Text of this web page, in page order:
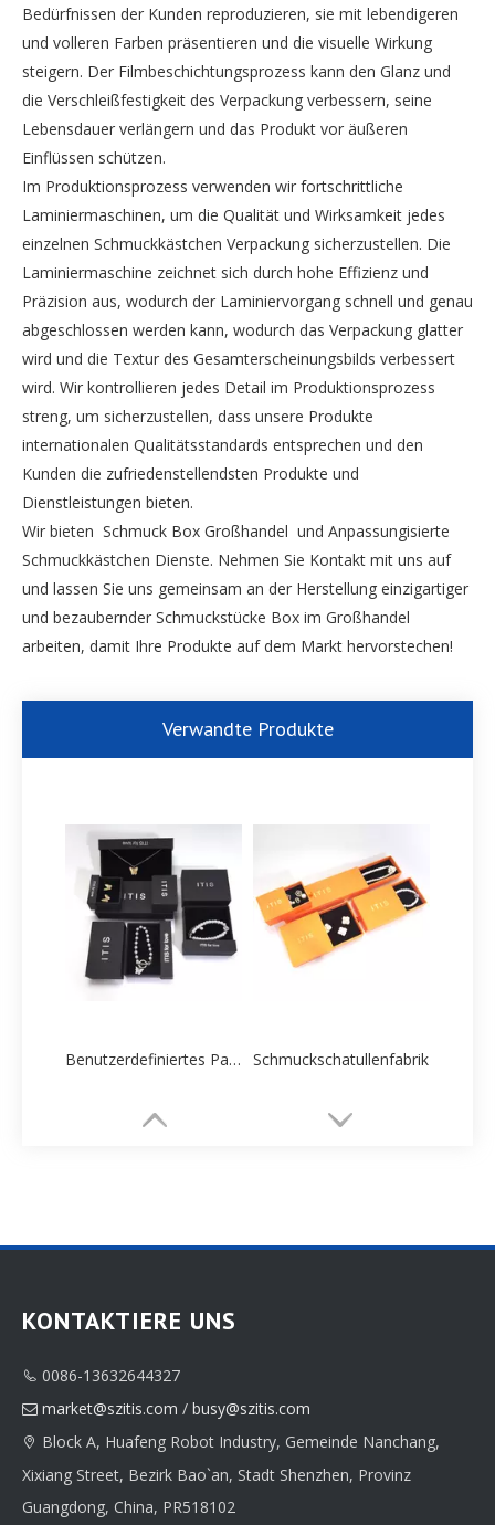
Bedürfnissen der Kunden reproduzieren, sie mit lebendigeren
und volleren Farben präsentieren und die visuelle Wirkung
steigern. Der Filmbeschichtungsprozess kann den Glanz und
die Verschleißfestigkeit des Verpackung verbessern, seine
Lebensdauer verlängern und das Produkt vor äußeren
Einflüssen schützen.
Im Produktionsprozess verwenden wir fortschrittliche
Laminiermaschinen, um die Qualität und Wirksamkeit jedes
einzelnen Schmuckkästchen Verpackung sicherzustellen. Die
Laminiermaschine zeichnet sich durch hohe Effizienz und
Präzision aus, wodurch der Laminiervorgang schnell und genau
abgeschlossen werden kann, wodurch das Verpackung glatter
wird und die Textur des Gesamterscheinungsbilds verbessert
wird. Wir kontrollieren jedes Detail im Produktionsprozess
streng, um sicherzustellen, dass unsere Produkte
internationalen Qualitätsstandards entsprechen und den
Kunden die zufriedenstellendsten Produkte und
Dienstleistungen bieten.
Wir bieten Schmuck Box Großhandel und Anpassungisierte
Schmuckkästchen Dienste. Nehmen Sie Kontakt mit uns auf
und lassen Sie uns gemeinsam an der Herstellung einzigartiger
und bezaubernder Schmuckstücke Box im Großhandel
arbeiten, damit Ihre Produkte auf dem Markt hervorstechen!
Verwandte Produkte
Benutzerdefiniertes Papier Halskette Box Hersteller Schmuckschatullenfabrik
KONTAKTIERE UNS
 0086-13632644327
 market@szitis.com / busy@szitis.com
 Block A, Huafeng Robot Industry, Gemeinde Nanchang,
Xixiang Street, Bezirk Bao`an, Stadt Shenzhen, Provinz
Guangdong, China, PR518102